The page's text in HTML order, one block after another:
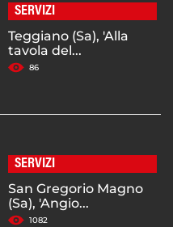
SERVIZI
Teggiano (Sa), 'Alla
tavola del...
86
SERVIZI
San Gregorio Magno
(Sa), 'Angio...
1082